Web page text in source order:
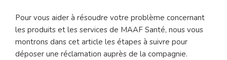
Pour vous aider à résoudre votre problème concernant
les produits et les services de MAAF Santé, nous vous
montrons dans cet article les étapes à suivre pour
déposer une réclamation auprès de la compagnie.